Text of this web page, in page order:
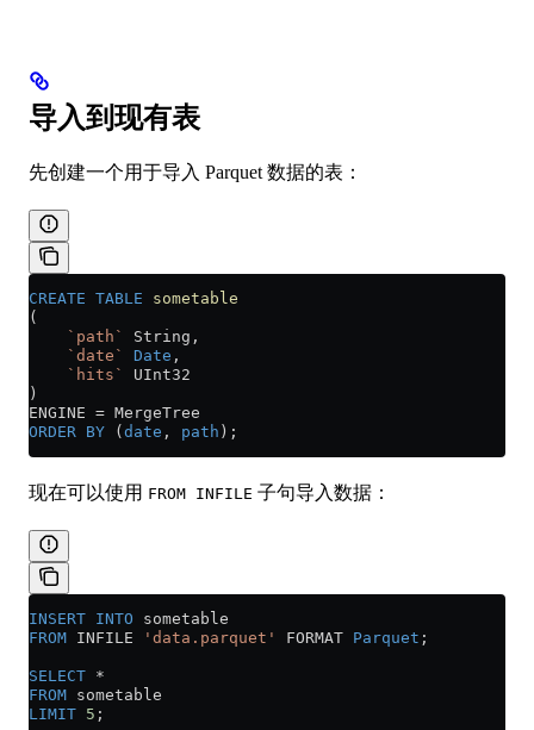
导入到现有表
先创建一个用于导入 Parquet 数据的表：
CREATE TABLE sometable
(
    `path`
String,
    `date`
Date ,
    `hits`
UInt32
)
ENGINE = MergeTree
ORDER BY (date , path );
现在可以使用 FROM INFILE 子句导入数据：
INSERT INTO sometable
FROM INFILE 'data.parquet' FORMAT Parquet ;
SELECT *
FROM sometable
LIMIT 5 ;